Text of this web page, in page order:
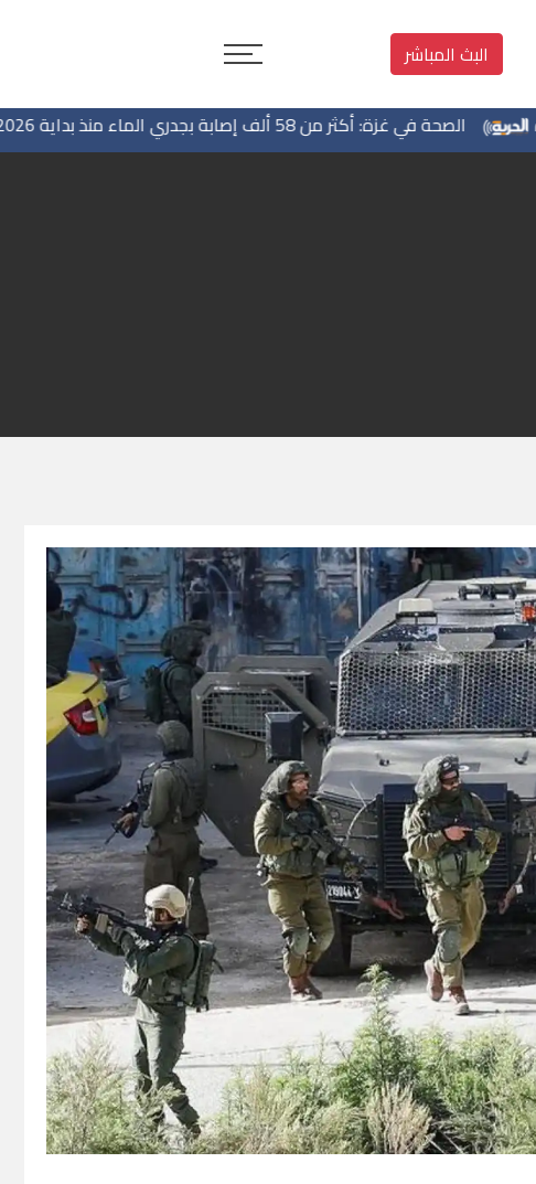
البث المباشر
الصحة في غزة: أكثر من 58 ألف إصابة بجدري الماء منذ بداية 2026 وتحذير من تفشٍ وبائي